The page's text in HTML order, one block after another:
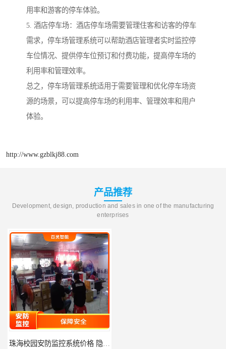
用率和游客的停车体验。
5. 酒店停车场：酒店停车场需要管理住客和访客的停车
需求，停车场管理系统可以帮助酒店管理者实时监控停
车位情况、提供停车位预订和付费功能，提高停车场的
利用率和管理效率。
总之，停车场管理系统适用于需要管理和优化停车场资
源的场景，可以提高停车场的利用率、管理效率和用户
体验。
http://www.gzblkj88.com
产品推荐
Development, design, production and sales in one of the manufacturing
enterprises
珠海校园安防监控系统价格 隐私保护 能够长时间稳定运行